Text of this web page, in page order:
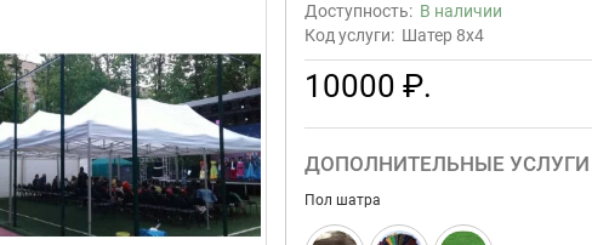
Доступность: В наличии
Код услуги: Шатер 8x4
10000 ₽.
ДОПОЛНИТЕЛЬНЫЕ УСЛУГИ
Пол шатра